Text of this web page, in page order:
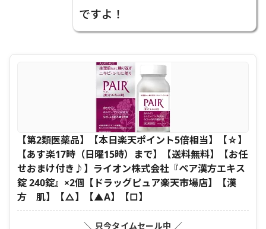
ですよ！
【第2類医薬品】【本日楽天ポイント5倍相当】【☆】
【あす楽17時（日曜15時）まで】【送料無料】【お任
せおまけ付き♪】ライオン株式会社『ペア漢方エキス
錠 240錠』×2個【ドラッグピュア楽天市場店】【漢
方 肌】【△】【▲A】【□】
＼ 只今タイムセール中 ／